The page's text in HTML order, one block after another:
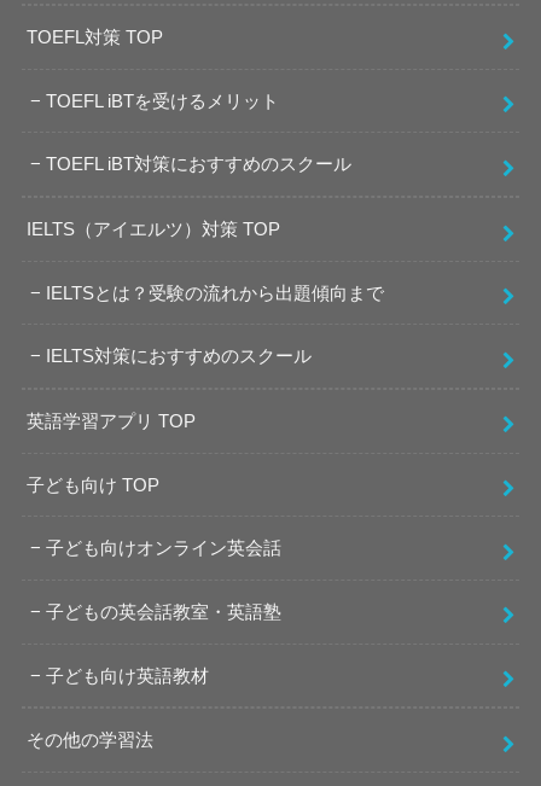
TOEFL対策 TOP
TOEFL iBTを受けるメリット
TOEFL iBT対策におすすめのスクール
IELTS（アイエルツ）対策 TOP
IELTSとは？受験の流れから出題傾向まで
IELTS対策におすすめのスクール
英語学習アプリ TOP
子ども向け TOP
子ども向けオンライン英会話
子どもの英会話教室・英語塾
子ども向け英語教材
その他の学習法